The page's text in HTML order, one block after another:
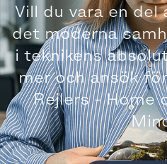
Vill du vara en del
det moderna
i teknikens
mer och ansök
Rejlers - Home